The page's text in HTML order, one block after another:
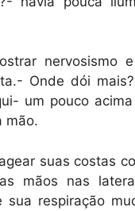
nervosismo
Onde dói
um pouco
mão.
suas costas
mãos nas
sua respiração